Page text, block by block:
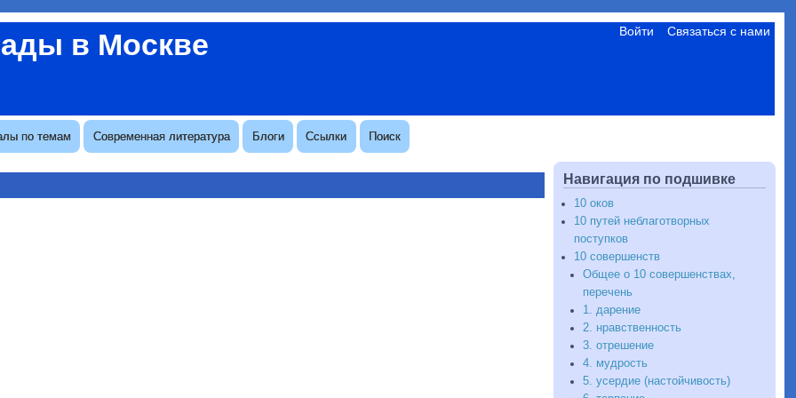
в Москве Войти Связаться с нами
по темам Современная литература Блоги Ссылки Поиск
Навигация по подшивке
10 оков
10 путей неблаготворных
поступков
10 совершенств
Общее о 10 совершенствах,
перечень
1. дарение
2. нравственность
3. отрешение
4. мудрость
5. усердие (настойчивость)